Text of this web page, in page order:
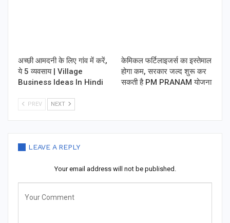
अच्छी आमदनी के लिए गांव में करें,
ये 5 व्यवसाय | Village
Business Ideas In Hindi
केमिकल फर्टिलाइजर्स का इस्तेमाल
होगा कम, सरकार जल्द शुरू कर
सकती है PM PRANAM योजना
PREV NEXT
LEAVE A REPLY
Your email address will not be published.